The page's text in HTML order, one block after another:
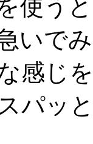
使う
いで
感じ
パッ